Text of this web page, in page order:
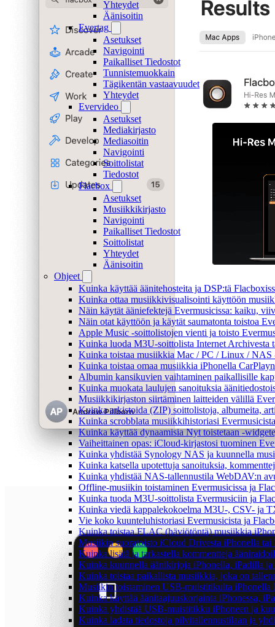
Yhteydet
Äänisoitin
Evertag
Asetukset
Navigointi
Paikalliset Tiedostot
Tunnistemuokkain
Tägikentän vastaavuudet
Yhteydet
Evervideo
Asetukset
Mediakirjasto
Mediasoitin
Navigointi
Soittolistat
Tiedostot
Flacbox
Asetukset
Musiikkikirjasto
Navigointi
Paikalliset Tiedostot
Soittolistat
Yhteydet
Äänisoitin
Ohjeet
Kuinka käyttää äänitehosteita ja DSP:tä
Kuinka ottaa musiikkivisualisointi käyttöön
Näin käytät ääniefektejä Evermusicissa: kaiku,
Näin otat käyttöön ja käytät saumatonta toistoa
Apple Music -soittolistojen vienti ja toisto
Kuinka luoda M3U-soittolista Internet Archivesta
Kuinka toistaa musiikkia Mac / PC / Linux /
Kuinka toistaa omaa musiikkia iPhonella
Albumin kansikuvien vaihtaminen paikallisille
Kuinka muokata laulujen sanoituksia
Musiikkikirjaston siirtäminen laitteiden välillä
Kuinka arkistoida (ZIP) soittolistoja, albumeita,
Kuinka scrobblata musiikkihistoriasi
Kuinka käyttää dynaamisia Nyt toistetaan -
Vaiheittainen opas: iCloud-kirjastosi tuominen
Kuinka yhdistää Synology NAS ja kuunnella
Kuinka katsella upotettuja sanoituksia,
Kuinka yhdistää NAS-tallennustila WebDAV:n
Offline-musiikin toistaminen Evermusicissa ja
Kuinka tuoda M3U-soittolista Evermusiciin ja
Kuinka viedä kappalekokoelma M3U-, CSV- ja
Vie koko kuunteluhistoriasi Evermusicista ja
Kuinka toistaa FLAC (häviötöntä) musiikkia
Musiikin suoratoisto iCloud Drivesta iPhonella tai
Kuinka lisätä ja tarkastella kommentteja
Kuinka kuunnella äänikirjoja iPhonella, iPadilla
Kuinka toistaa paikallista musiikkia, joka on
Musiikin toistaminen USB-muistitikulta
Kuinka käyttää äänitaajuuskorjainta iPhonessa,
Kuinka yhdistää USB-muistitikku iPhoneen ja
Kuinka ladata tiedostoja pilvitallennustilaan ja